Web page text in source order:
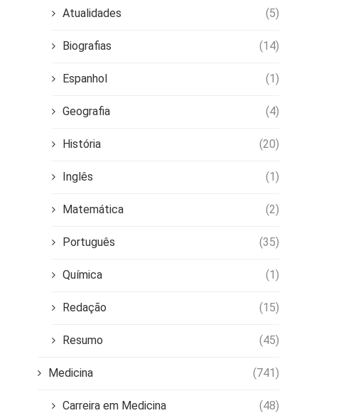
Atualidades (5)
Biografias (14)
Espanhol (1)
Geografia (4)
História (20)
Inglês (1)
Matemática (2)
Português (35)
Química (1)
Redação (15)
Resumo (45)
Medicina (741)
Carreira em Medicina (48)